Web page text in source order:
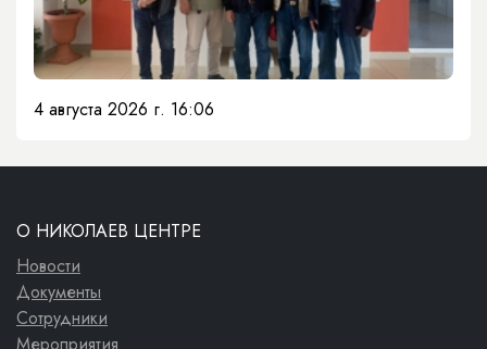
4 августа 2026 г. 16:06
О НИКОЛАЕВ ЦЕНТРЕ
Новости
Документы
Сотрудники